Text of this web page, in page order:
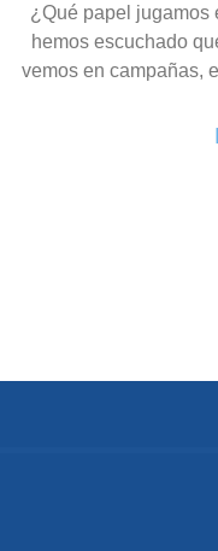
¿Qué papel jugamos
hemos escuchado
vemos en campañas,